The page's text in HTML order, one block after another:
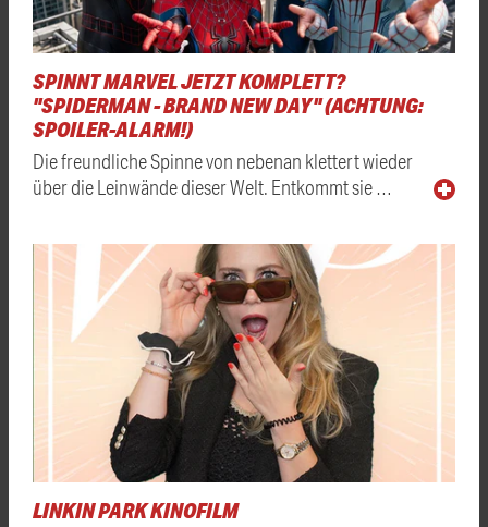
SPINNT MARVEL JETZT KOMPLETT?
"SPIDERMAN - BRAND NEW DAY" (ACHTUNG:
SPOILER-ALARM!)
Die freundliche Spinne von nebenan klettert wieder
über die Leinwände dieser Welt. Entkommt sie …
LINKIN PARK KINOFILM